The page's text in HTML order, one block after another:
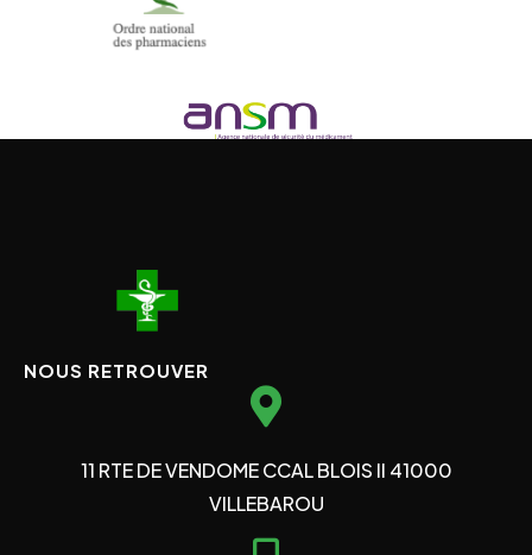
NOUS RETROUVER
11 RTE DE VENDOME CCAL BLOIS II 41000
VILLEBAROU